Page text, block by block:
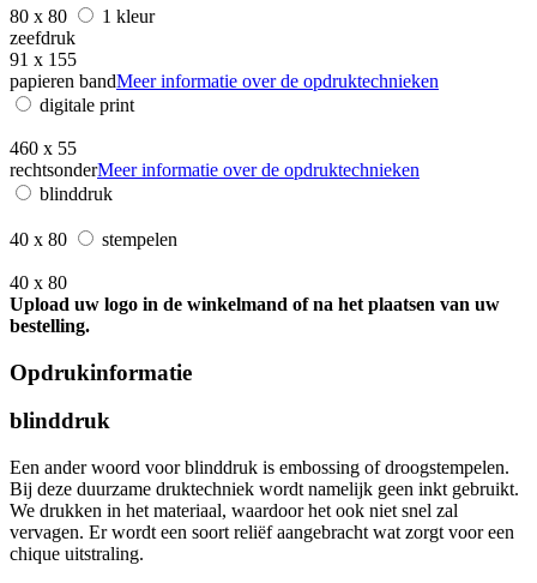
80 x 80
1 kleur
zeefdruk
91 x 155
papieren bandMeer informatie over de opdruktechnieken
digitale print
460 x 55
rechtsonderMeer informatie over de opdruktechnieken
blinddruk
40 x 80 stempelen
40 x 80
Upload uw logo in de winkelmand of na het plaatsen van uw
bestelling.
Opdrukinformatie
blinddruk
Een ander woord voor blinddruk is embossing of droogstempelen.
Bij deze duurzame druktechniek wordt namelijk geen inkt gebruikt.
We drukken in het materiaal, waardoor het ook niet snel zal
vervagen. Er wordt een soort reliëf aangebracht wat zorgt voor een
chique uitstraling.